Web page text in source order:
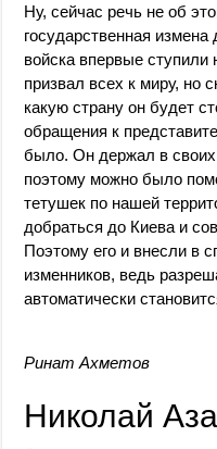
Ну, сейчас речь не об
государственная измена
войска впервые
призвал всех к миру, но
какую страну он будет
обращения к
было. Он держал в
поэтому можно было
тетушек по нашей
добраться до Киева и
Поэтому его и внесли в
изменников, ведь
автоматически
Ринат Ахметов
Николай